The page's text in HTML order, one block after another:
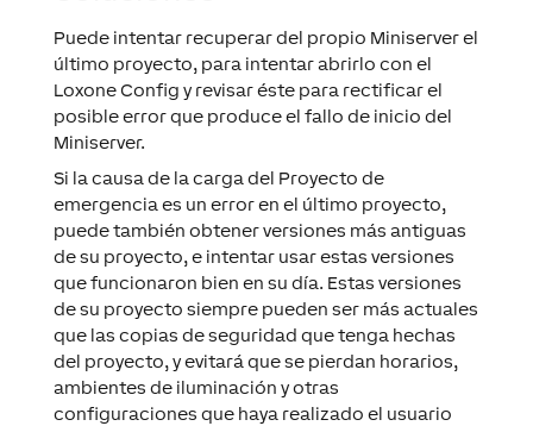
Puede intentar recuperar del propio Miniserverel
último proyecto, para intentar abrirlo con el
Loxone Config y revisar éste para rectificar el
posible error que produce el fallo de inicio del
Miniserver.
Si la causa de la carga del Proyecto de
emergencia es un error en el último proyecto,
puede también obtener versiones más antiguas
de su proyecto, e intentar usar estas versiones
que funcionaron bien en su día. Estas versiones
de su proyecto siempre pueden ser más actuales
que las copias de seguridad que tenga hechas
del proyecto, y evitará que se pierdan horarios,
ambientes de iluminación y otras
configuraciones que haya realizado el usuario